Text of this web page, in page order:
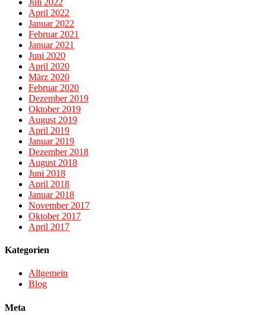
April 2022
Januar 2022
Februar 2021
Januar 2021
Juni 2020
April 2020
März 2020
Februar 2020
Dezember 2019
Oktober 2019
August 2019
April 2019
Januar 2019
Dezember 2018
August 2018
Juni 2018
April 2018
Januar 2018
November 2017
Oktober 2017
April 2017
Kategorien
Allgemein
Blog
Meta